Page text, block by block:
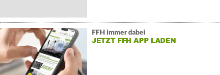
FFH immer dabei
JETZT FFH APP LADEN